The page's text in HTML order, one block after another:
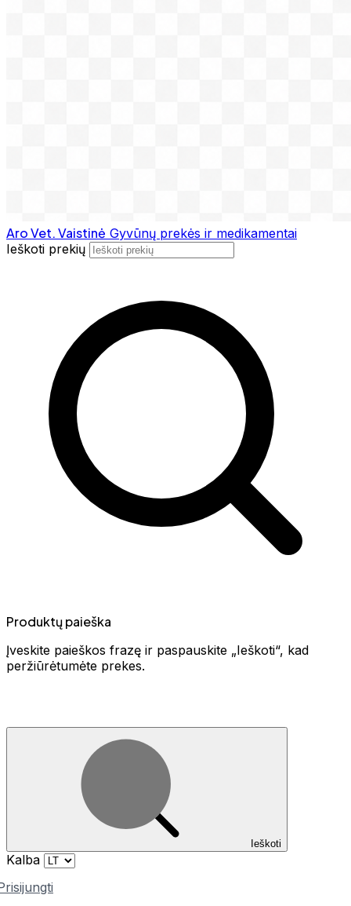
Aro Vet. Vaistinė Gyvūnų prekės ir medikamentai
Ieškoti prekių
Produktų paieška
Įveskite paieškos frazę ir paspauskite „Ieškoti“, kad
peržiūrėtumėte prekes.
Ieškoti
Kalba